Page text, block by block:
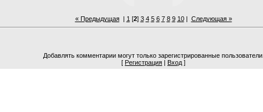
« Предыдущая| 1 [2] 3 4 5 6 7 8 9 10| Следующая »
Добавлять комментарии могут только зарегистрированные пользователи.
[ Регистрация Вход ]